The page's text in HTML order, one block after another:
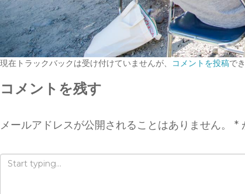
現在トラックバックは受け付けていませんが、 コメントを投稿で
コメントを残す
メールアドレスが公開されることはありません。 *